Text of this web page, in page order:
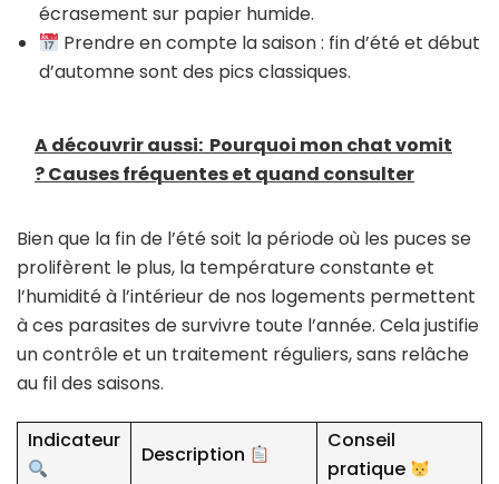
écrasement sur papier humide.
Prendre en compte la saison : fin d’été et début
d’automne sont des pics classiques.
A découvrir aussi: Pourquoi mon chat vomit
? Causes fréquentes et quand consulter
Bien que la fin de l’été soit la période où les puces se
prolifèrent le plus, la température constante et
l’humidité à l’intérieur de nos logements permettent
à ces parasites de survivre toute l’année. Cela justifie
un contrôle et un traitement réguliers, sans relâche
au fil des saisons.
Indicateur
Description
Conseil
pratique